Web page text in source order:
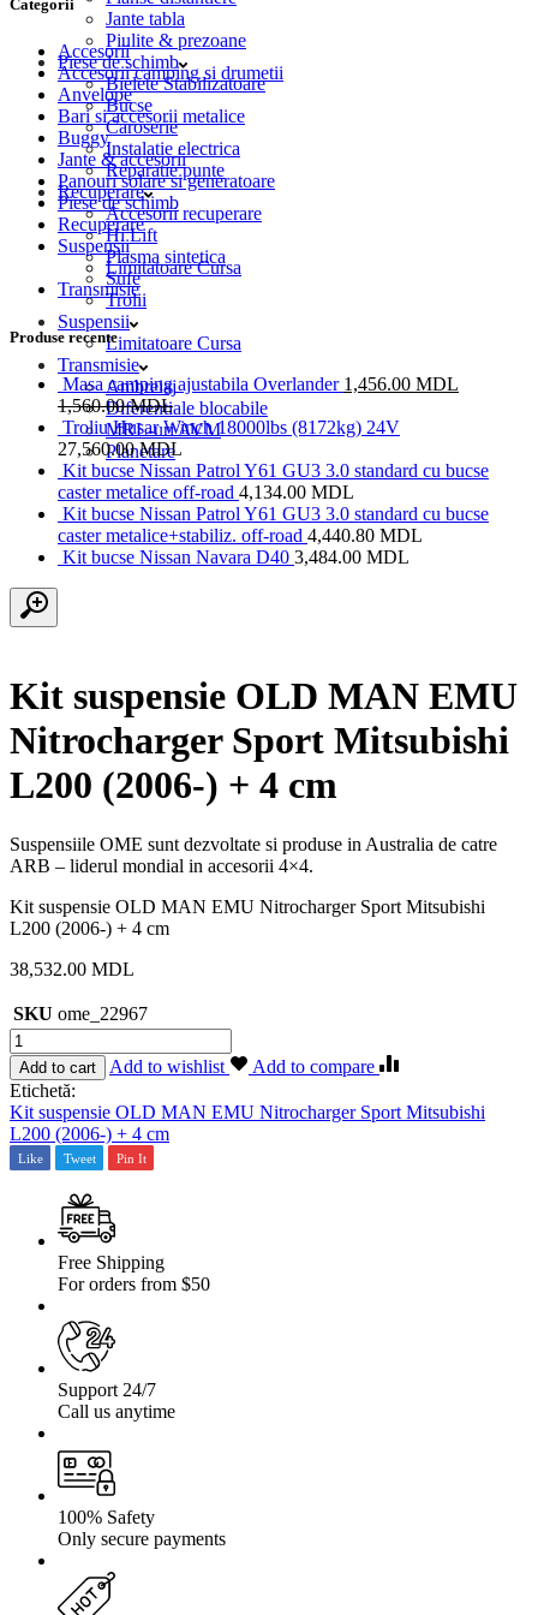
Jante tabla
Piulite & prezoane
Piese de schimb
Bielete Stabilizatoare
Bucse
Caroserie
Instalatie electrica
Reparatie punte
Recuperare
Accesorii recuperare
Hi Lift
Plasma sintetica
Sufe
Trolii
Suspensii
Limitatoare Cursa
Transmisie
Ambreiaj
Diferentiale blocabile
MRL-uri AVM
Planetare
Categorii
Accesorii
Accesorii camping si drumetii
Anvelope
Bari si accesorii metalice
Buggy
Jante & accesorii
Panouri solare si generatoare
Piese de schimb
Recuperare
Suspensii
Limitatoare Cursa
Transmisie
Produse recente
Masa camping ajustabila Overlander 1,456.00 MDL
1,560.00MDL
Troliu Husar Winch 18000lbs (8172kg) 24V
27,560.00MDL
Kit bucse Nissan Patrol Y61 GU3 3.0 standard cu bucse
caster metalice off-road 4,134.00 MDL
Kit bucse Nissan Patrol Y61 GU3 3.0 standard cu bucse
caster metalice+stabiliz. off-road 4,440.80 MDL
Kit bucse Nissan Navara D40 3,484.00 MDL
Kit suspensie OLD MAN EMU
Nitrocharger Sport Mitsubishi
L200 (2006-) + 4 cm
Suspensiile OME sunt dezvoltate si produse in Australia de catre
ARB – liderul mondial in accesorii 4×4.
Kit suspensie OLD MAN EMU Nitrocharger Sport Mitsubishi
L200 (2006-) + 4 cm
38,532.00 MDL
SKU ome_22967
Cantitate
Kit
suspensie
OLD
MAN
EMU
Nitrocharger
Mitsubishi
(2006-)
Add to cart Add to wishlist
Add to compare
Etichetă:
Kit suspensie OLD MAN EMU Nitrocharger Sport Mitsubishi
L200 (2006-) + 4 cm
Like Tweet Pin It
Free Shipping
For orders from $50
Support 24/7
Call us anytime
100% Safety
Only secure payments